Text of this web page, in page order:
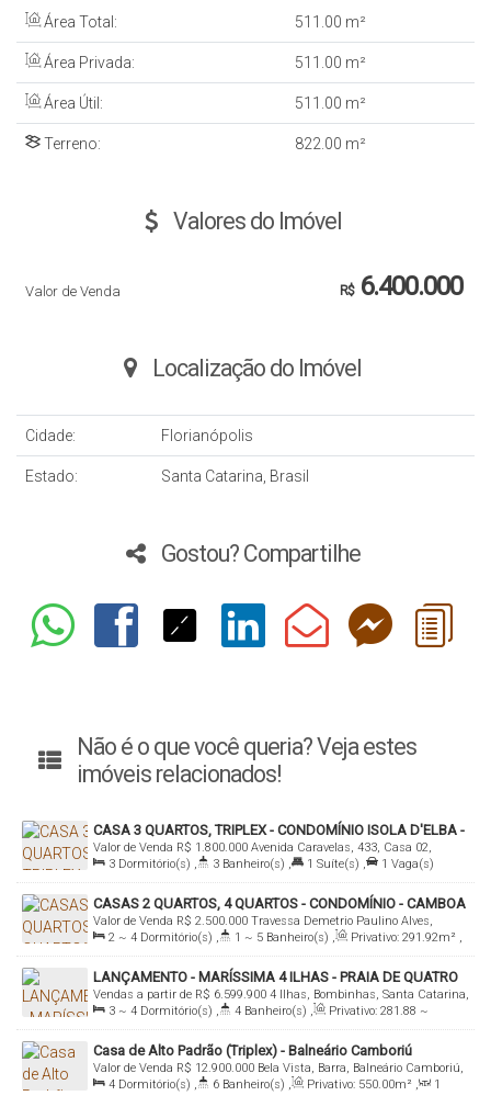
Área Total: 511 .00 m²
Área Privada: 511 .00 m²
Área Útil: 511 .00 m²
Terreno: 822.00 m²
Valores do Imóvel
R$6.400.000
Valor de Venda
Localização do Imóvel
Cidade: Florianópolis
Estado: Santa Catarina, Brasil
Gostou? Compartilhe
Não é o que você queria? Veja estes
imóveis relacionados!
CASA 3 QUARTOS, TRIPLEX - CONDOMÍNIO ISOLA D'ELBA -
PRAIA GRANDE
R$ 1.800.000
Valor de Venda
Avenida Caravelas, 433, Casa 02,
88190-000, Praia Grande, Governador Celso Ramos, Santa Catarina,
Brasil
3 Dormitório(s) , 3 Banheiro(s) , 1 Suíte(s) , 1 Vaga(s)
CASAS 2 QUARTOS, 4 QUARTOS - CONDOMÍNIO - CAMBOA
R$ 2.500.000
Valor de Venda
Travessa Demetrio Paulino Alves,
88190-000, Camboa da Armação, Governador Celso Ramos, Santa
Catarina, Brasil
2 ~ 4 Dormitório(s) , 1 ~ 5 Banheiro(s) , Privativo: 291 .92m² ,
1 Sala(s) , Total: 291.92m² , 1 Vaga(s) , Útil: 291.92m² ,
Terreno: 804.00m²
LANÇAMENTO - MARÍSSIMA 4 ILHAS - PRAIA DE QUATRO
ILHAS EM BOMBINHAS
R$ 6.599.900
Vendas a partir de
4 Ilhas, Bombinhas, Santa Catarina,
Brasil3 ~ 4 Dormitório(s) , 4 Banheiro(s) , Privativo: 281 .88 ~
373.07m² , 1 Sala(s) , 3 ~ 4 Suíte(s) , 2 Vaga(s) ,
100m
Distância do Mar
Casa de Alto Padrão (Triplex) - Balneário Camboriú
R$ 12.900.000
Valor de Venda
Bela Vista, Barra, Balneário Camboriú,
Santa Catarina, Brasil
4 Dormitório(s) , 6 Banheiro(s) , Privativo: 550.00m² ,
1